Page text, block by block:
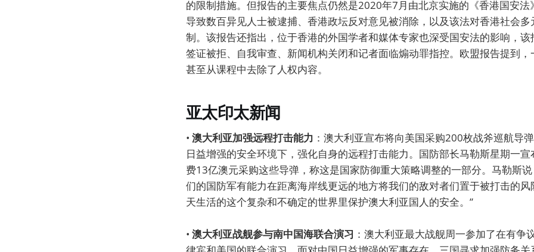
的限制措施。但报告的主要焦点仍然是2020年7月由北京实施的《香港国安法
导致数百异见人士被逮捕、香港政坛反对意见被消除，以及该法对香港社会多
制。该报告还指出，位于香港的外国学者和媒体专家也深受国安法的影响，
签证被拒、自我审查、新闻机构关闭和记者面临煽动罪指控。欧盟报告提到
甚至从课程中去除了人权内容。
亚太印太新闻
• 澳大利亚加强远程打击能力 ：澳大利亚宣布将向美国采购200枚战斧巡航导
日益增强的安全环境下，强化自身的远程打击能力。国防部长马勒斯星期一
费13亿澳元采购这些导弹，称这是国家防御重大策略调整的一部分。马勒斯
们的国防军有能力在距离海岸线更远的地方将我们的敌对者们置于被打击的
天生活的这个复杂和不确定的世界里保护澳大利亚国人的安全。”
• 澳大利亚战舰参与南中国海联合演习 ：澳大利亚最大战舰周一参加了在有争